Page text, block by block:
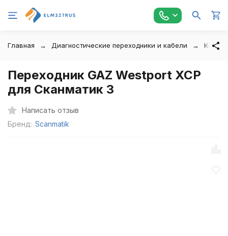
Главная Диагностические переходники и кабели
Переходник GAZ Westport XCP
для Сканматик 3
Написать отзыв
Бренд: Scanmatik